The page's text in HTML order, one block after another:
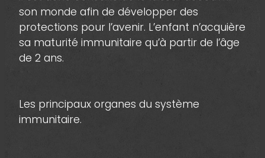
son monde afin de développer des
protections pour l’avenir. L’enfant n’acquière
sa maturité immunitaire qu’à partir de l’âge
de 2 ans.
Les principaux organes du système
immunitaire.